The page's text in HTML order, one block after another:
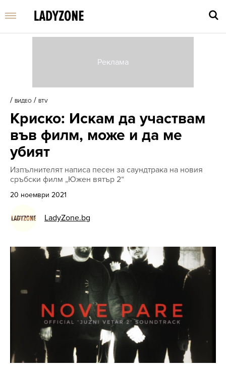
/ ВИДЕО / BTV
Криско: Искам да участвам
във филм, може и да ме
убият
Изпълнителят написа песен за саундтрака на новия
сръбски филм „Южен вятър 2“
20 ноември 2021
LadyZone.bg